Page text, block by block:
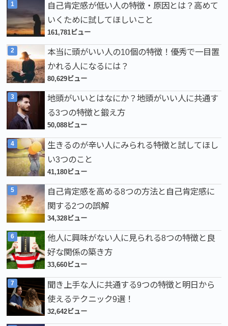
自己肯定感が低い人の特徴・原因とは？高めて
いくために試してほしいこと
161,781ビュー
本当に頭がいい人の10個の特徴！優秀で一目置
かれる人になるには？
80,629ビュー
地頭がいいとはなにか？地頭がいい人に共通す
る3つの特徴と鍛え方
50,088ビュー
生きるのが辛い人にみられる特徴と試してほし
い3つのこと
41,180ビュー
自己肯定感を高める8つの方法と自己肯定感に
関する2つの誤解
34,328ビュー
他人に興味がない人に見られる8つの特徴と良
好な関係の築き方
33,660ビュー
聞き上手な人に共通する9つの特徴と明日から
使えるテクニック9選！
32,642ビュー